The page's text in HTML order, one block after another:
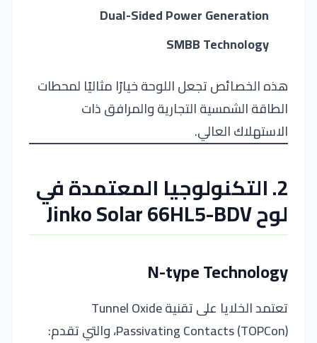
Dual-Sided Power Generation
SMBB Technology
هذه الخصائص تجعل اللوحة خيارًا مثاليًا لمحطات
الطاقة الشمسية التجارية والمرافق ذات
الاستهلاك العالي.
2. التكنولوجيا المعتمدة في
لوح Jinko Solar 66HL5-BDV
N-type Technology
تعتمد الخلايا على تقنية Tunnel Oxide
Passivating Contacts (TOPCon)، والتي تقدم: